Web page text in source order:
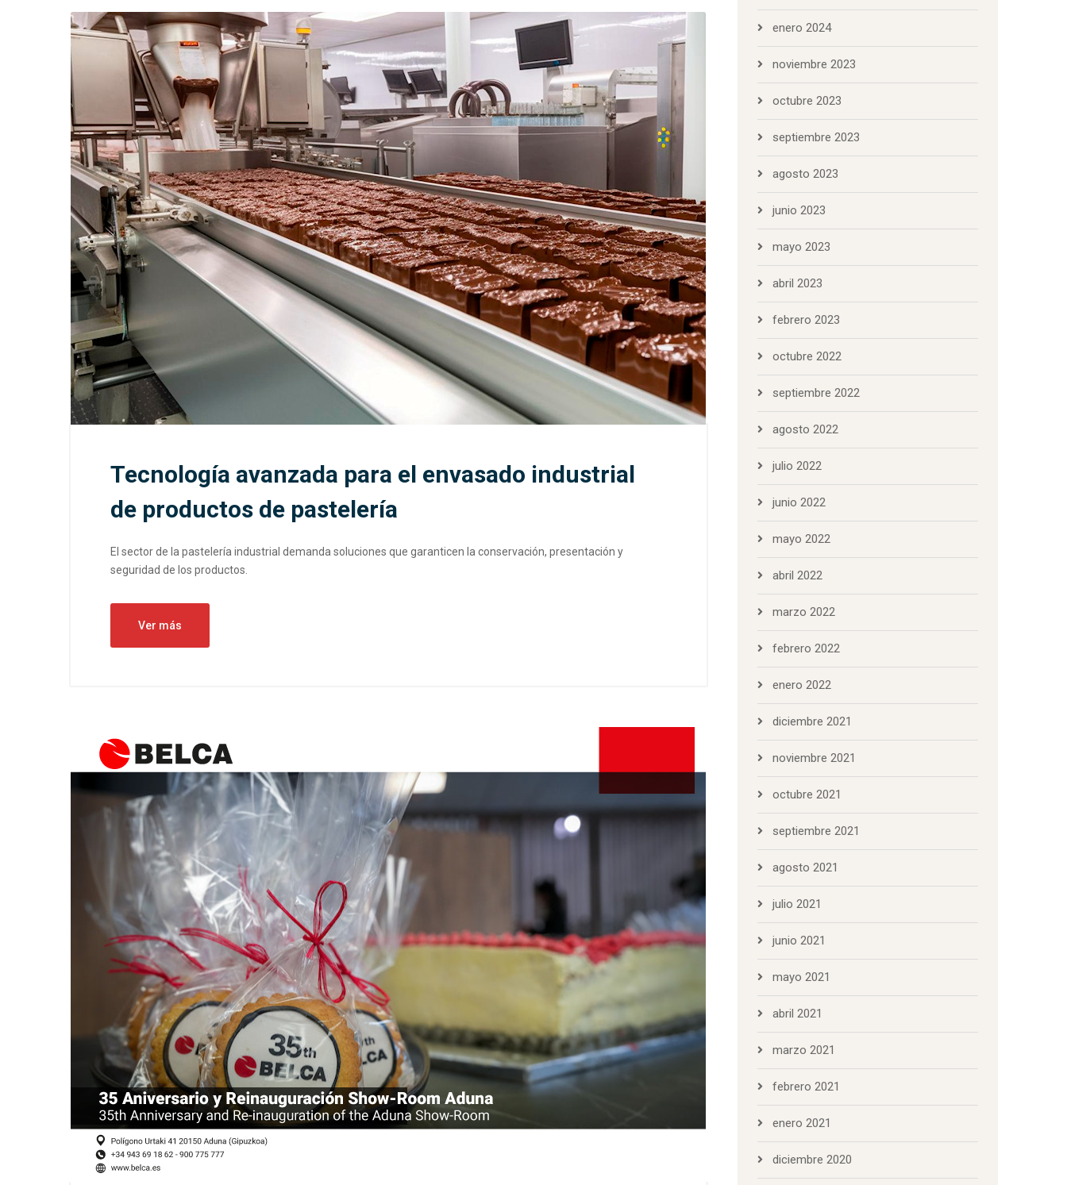
Tecnología avanzada para el envasado industrial
de productos de pastelería
El sector de la pastelería industrial demanda soluciones que garanticen la conservación, presentación y
seguridad de los productos.
Ver más
enero 2024
noviembre 2023
octubre 2023
septiembre 2023
agosto 2023
junio 2023
mayo 2023
abril 2023
febrero 2023
octubre 2022
septiembre 2022
agosto 2022
julio 2022
junio 2022
mayo 2022
abril 2022
marzo 2022
febrero 2022
enero 2022
diciembre 2021
noviembre 2021
octubre 2021
septiembre 2021
agosto 2021
julio 2021
junio 2021
mayo 2021
abril 2021
marzo 2021
febrero 2021
enero 2021
diciembre 2020